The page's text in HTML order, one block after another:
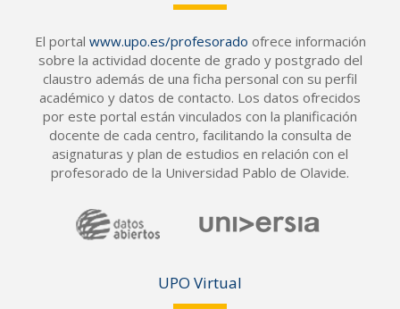
El portal www.upo.es/profesorado ofrece información
sobre la actividad docente de grado y postgrado del
claustro además de una ficha personal con su perfil
académico y datos de contacto. Los datos ofrecidos
por este portal están vinculados con la planificación
docente de cada centro, facilitando la consulta de
asignaturas y plan de estudios en relación con el
profesorado de la Universidad Pablo de Olavide.
UPO Virtual